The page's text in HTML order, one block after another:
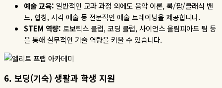
예술교육: 일반적인 교과 과정 외에도 음악 이론,록/팝/클래식 밴
드, 합창,시각 예술 등 전문적인 예술 트레이닝을 제공합니다.
STEM 역량: 로보틱스 클럽,코딩 클럽,사이언스 올림피아드 팀 등
을 통해 실무적인 기술 역량을 키울 수 있습니다.
6. 보딩(기숙) 생활과 학생 지원